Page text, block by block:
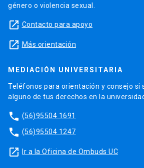
género o violencia sexual.
launch Contacto para apoyo
launch Más orientación
MEDIACIÓN UNIVERSITARIA
Teléfonos para orientación y consejo si
alguno de tus derechos en la
phone (56)95504 1691
phone (56)95504 1247
launch Ir a la Oficina de Ombuds UC